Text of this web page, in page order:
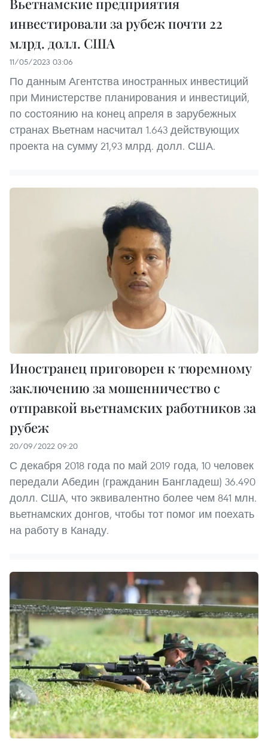
Вьетнамские предприятия
инвестировали за рубеж почти 22
млрд. долл. США
11/05/2023 03:06
По данным Агентства иностранных инвестиций
при Министерстве планирования и инвестиций,
по состоянию на конец апреля в зарубежных
странах Вьетнам насчитал 1.643 действующих
проекта на сумму 21,93 млрд. долл. США.
Иностранец приговорен к тюремному
заключению за мошенничество с
отправкой вьетнамских работников за
рубеж
20/09/2022 09:20
С декабря 2018 года по май 2019 года, 10 человек
передали Абедин (гражданин Бангладеш) 36.490
долл. США, что эквивалентно более чем 841 млн.
вьетнамских донгов, чтобы тот помог им поехать
на работу в Канаду.